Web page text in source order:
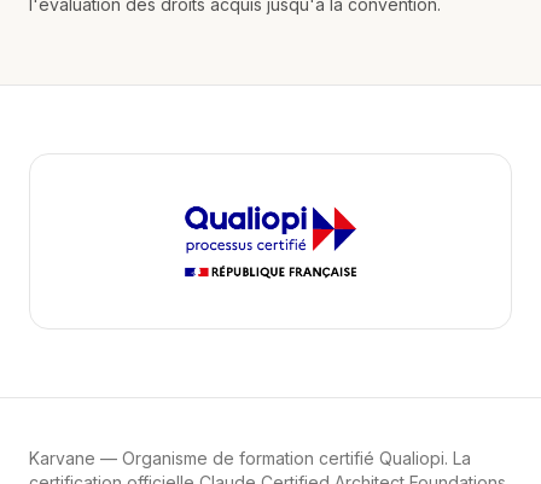
l'évaluation des droits acquis jusqu'à la convention.
Karvane — Organisme de formation certifié Qualiopi. La